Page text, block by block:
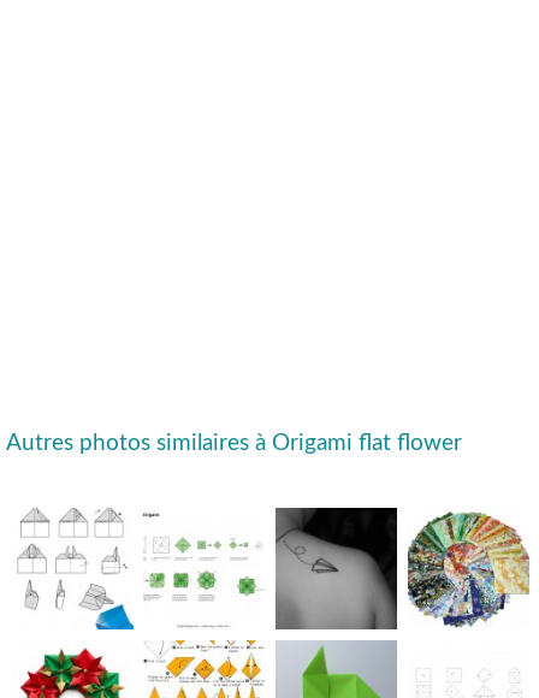
Autres photos similaires à Origami flat flower